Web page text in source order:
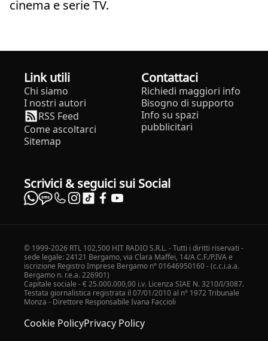
cinema e serie TV.
Link utili
Chi siamo
I nostri autori
RSS Feed
Come ascoltarci
Sitemap
Contattaci
Richiedi maggiori info
Bisogno di supporto
Info su spazi
pubblicitari
Scrivici & seguici sui Social
© 1999-2026 RTL 102,500 HIT RADIO S.R.L. - Tutti i diritti riservati -
sede legale: 24121 Bergamo, via Clara Maffei, 14/A C.F./P.IVA e
iscrizione Registro Imprese Bergamo n° 01646950160 - (c.c.i.a.a.
Bergamo n. r.e.a. 226901)
Capitale sociale - € 25.000.000,00 i.v. Licenza SIAE N. 3210/I/3087.
Testata giornalistica registrata il 07/01/2010 al n° 1972 Tribunale
Monza - Direttore Responsabile Ivana Faccioli
Cookie PolicyPrivacy Policy